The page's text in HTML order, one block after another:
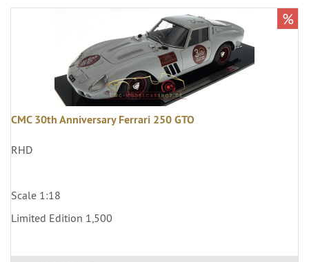
CMC 30th Anniversary Ferrari 250 GTO
RHD
Scale 1:18
Limited Edition 1,500
%